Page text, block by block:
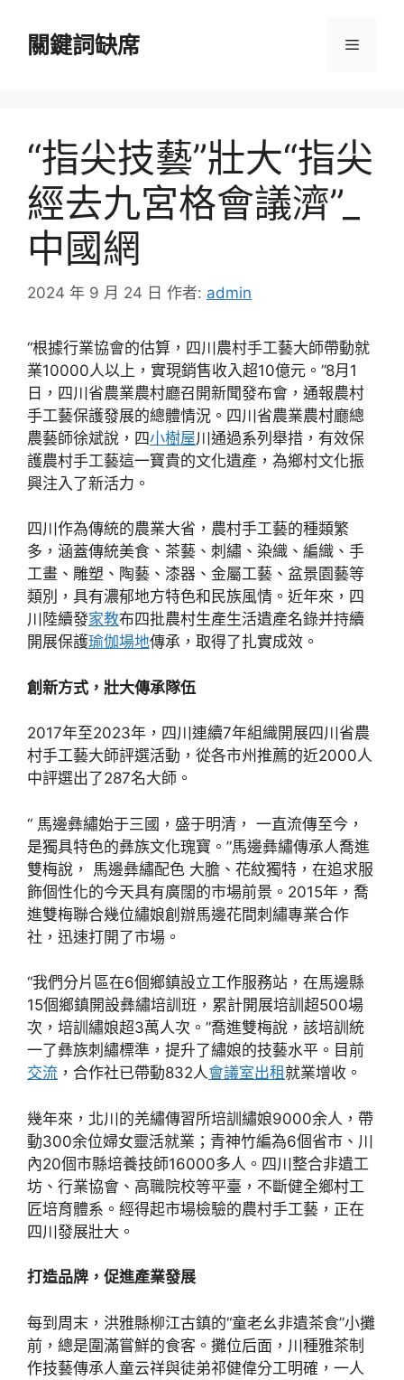
關鍵詞缺席 選
“指尖技藝”壯大“指尖
經去九宮格會議濟”_
中國網
2024 年 9 月 24 日 作者: admin
“根據行業協會的估算，四川農村手工藝大師帶動就
業10000人以上，實現銷售收入超10億元。”8月1
日，四川省農業農村廳召開新聞發布會，通報農村
手工藝保護發展的總體情況。四川省農業農村廳總
農藝師徐斌說，四小樹屋川通過系列舉措，有效保
護農村手工藝這一寶貴的文化遺產，為鄉村文化振
興注入了新活力。
四川作為傳統的農業大省，農村手工藝的種類繁
多，涵蓋傳統美食、茶藝、刺繡、染織、編織、手
工畫、雕塑、陶藝、漆器、金屬工藝、盆景園藝等
類別，具有濃郁地方特色和民族風情。近年來，四
川陸續發家教布四批農村生產生活遺產名錄并持續
開展保護瑜伽場地傳承，取得了扎實成效。
創新方式，壯大傳承隊伍
2017年至2023年，四川連續7年組織開展四川省農
村手工藝大師評選活動，從各市州推薦的近2000人
中評選出了287名大師。
“ 馬邊彝繡始于三國，盛于明清， 一直流傳至今，
是獨具特色的彝族文化瑰寶。”馬邊彝繡傳承人喬進
雙梅說， 馬邊彝繡配色 大膽、花紋獨特，在追求服
飾個性化的今天具有廣闊的市場前景。2015年，喬
進雙梅聯合幾位繡娘創辦馬邊花間刺繡專業合作
社，迅速打開了市場。
“我們分片區在6個鄉鎮設立工作服務站，在馬邊縣
15個鄉鎮開設彝繡培訓班，累計開展培訓超500場
次，培訓繡娘超3萬人次。”喬進雙梅說，該培訓統
一了彝族刺繡標準，提升了繡娘的技藝水平。目前
交流 ，合作社已帶動832人會議室出租 就業增收。
幾年來，北川的羌繡傳習所培訓繡娘9000余人，帶
動300余位婦女靈活就業；青神竹編為6個省市、川
內20個市縣培養技師16000多人。四川整合非遺工
坊、行業協會、高職院校等平臺，不斷健全鄉村工
匠培育體系。經得起市場檢驗的農村手工藝，正在
四川發展壯大。
打造品牌，促進產業發展
每到周末，洪雅縣柳江古鎮的“童老幺非遺茶食”小攤
前，總是圍滿嘗鮮的食客。攤位后面，川種雅茶制
作技藝傳承人童云祥與徒弟祁健偉分工明確，一人